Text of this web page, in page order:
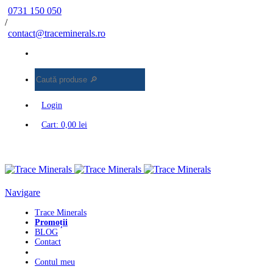
0731 150 050
/
contact@traceminerals.ro
produse
Login
Cart: 0,00 lei
Navigare
Trace Minerals
Promoții
BLOG
Contact
Contul meu